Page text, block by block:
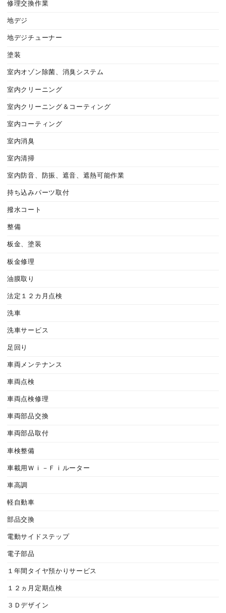
修理交換作業
地デジ
地デジチューナー
塗装
室内オゾン除菌、消臭システム
室内クリーニング
室内クリーニング＆コーティング
室内コーティング
室内消臭
室内清掃
室内防音、防振、遮音、遮熱可能作業
持ち込みパーツ取付
撥水コート
整備
板金、塗装
板金修理
油膜取り
法定１２カ月点検
洗車
洗車サービス
足回り
車両メンテナンス
車両点検
車両点検修理
車両部品交換
車両部品取付
車検整備
車載用Ｗｉ－Ｆｉルーター
車高調
軽自動車
部品交換
電動サイドステップ
電子部品
１年間タイヤ預かりサービス
１２ヵ月定期点検
３Ｄデザイン